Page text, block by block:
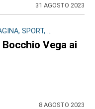
31 AGOSTO 2023
SPORT, ...
Vega ai
8 AGOSTO 2023